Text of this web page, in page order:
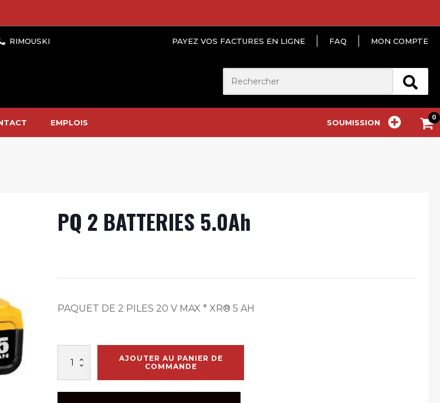
PAYEZ VOS FACTURES EN LIGNE FAQ MON COMPTE
EMPLOIS SOUMISSION
PQ 2 BATTERIES 5.0Ah
PAQUET DE 2 PILES 20 V MAX * XR® 5 AH
AJOUTER AU PANIER DE
COMMANDE